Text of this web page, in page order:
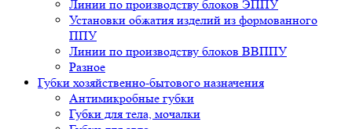
Линии по производству блоков ЭППУ
Установки обжатия изделий из формованного
ППУ
Линии по производству блоков ВВППУ
Разное
Губки хозяйственно-бытового назначения
Антимикробные губки
Губки для тела, мочалки